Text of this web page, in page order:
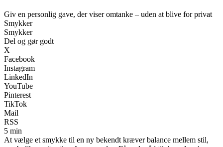
Giv en personlig gave, der viser omtanke – uden at blive for privat
Smykker
Smykker
Del og gør godt
X
Facebook
Instagram
LinkedIn
YouTube
Pinterest
TikTok
Mail
RSS
5 min
At vælge et smykke til en ny bekendt kræver balance mellem stil,